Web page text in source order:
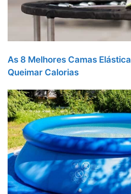
As 8 Melhores Camas
Queimar Calorias